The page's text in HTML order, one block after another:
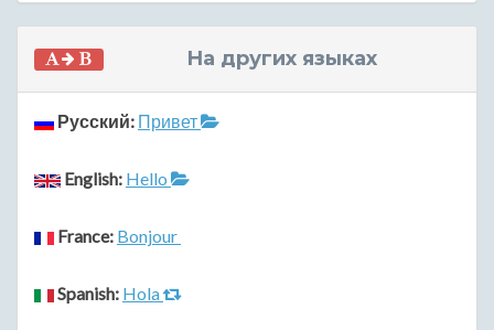
На других языках
Русский: Привет
English: Hello
France: Bonjour
Spanish: Hola